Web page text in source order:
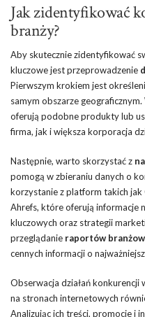
Jak zidentyfikować
branży?
Aby skutecznie zidentyfikować
kluczowe jest przeprowadzenie
Pierwszym krokiem jest
samym obszarze
oferują podobne produkty lub
firma, jak i większa korporacja
Następnie, warto skorzystać z
pomogą w zbieraniu danych o
korzystanie z platform takich jak
Ahrefs, które oferują informacje
kluczowych oraz strategii
przeglądanie raportów
cennych informacji o
Obserwacja działań konkurencji
na stronach internetowych
Analizując ich treści, promocje i